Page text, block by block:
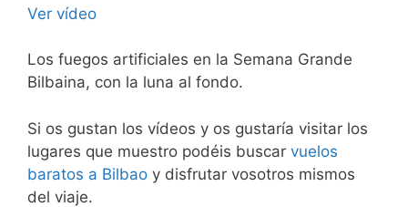
Ver vídeo
Los fuegos artificiales en la Semana Grande
Bilbaina, con la luna al fondo.
Si os gustan los vídeos y os gustaría visitar los
lugares que muestro podéis buscar vuelos
baratos a Bilbao y disfrutar vosotros mismos
del viaje.